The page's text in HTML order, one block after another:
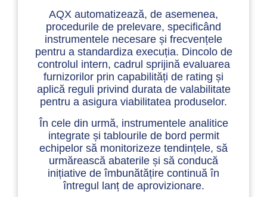
AQX automatizează, de asemenea,
procedurile de prelevare, specificând
instrumentele necesare și frecvențele
pentru a standardiza execuția. Dincolo de
controlul intern, cadrul sprijină evaluarea
furnizorilor prin capabilități de rating și
aplică reguli privind durata de valabilitate
pentru a asigura viabilitatea produselor.
În cele din urmă, instrumentele analitice
integrate și tablourile de bord permit
echipelor să monitorizeze tendințele, să
urmărească abaterile și să conducă
inițiative de îmbunătățire continuă în
întregul lanț de aprovizionare.